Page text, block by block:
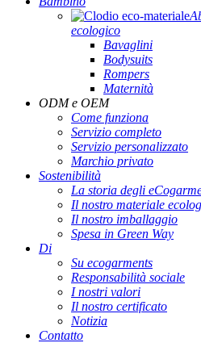
ecologico
Bavaglini
Bodysuits
Rompers
Maternità
ODM e OEM
Come funziona
Servizio completo
Servizio personalizzato
Marchio privato
Sostenibilità
La storia degli
Il nostro materiale
Il nostro imballaggio
Spesa in Green Way
Di
Su ecogarments
Responsabilità sociale
I nostri valori
Il nostro certificato
Notizia
Contatto